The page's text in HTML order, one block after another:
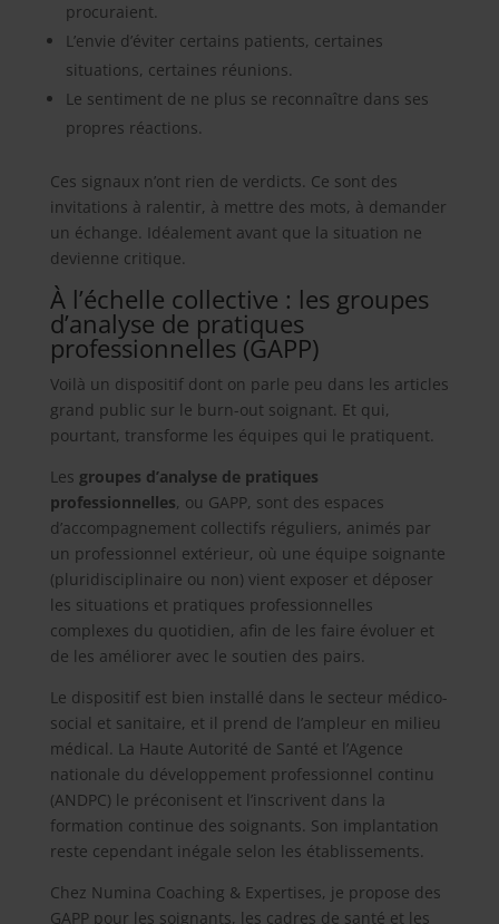
procuraient.
L’envie d’éviter certains patients, certaines
situations, certaines réunions.
Le sentiment de ne plus se reconnaître dans ses
propres réactions.
Ces signaux n’ont rien de verdicts. Ce sont des
invitations à ralentir, à mettre des mots, à demander
un échange. Idéalement avant que la situation ne
devienne critique.
À l’échelle collective : les groupes
d’analyse de pratiques
professionnelles (GAPP)
Voilà un dispositif dont on parle peu dans les articles
grand public sur le burn-out soignant. Et qui,
pourtant, transforme les équipes qui le pratiquent.
Les groupes d’analyse de pratiques
professionnelles, ou GAPP, sont des espaces
d’accompagnement collectifs réguliers, animés par
un professionnel extérieur, où une équipe soignante
(pluridisciplinaire ou non) vient exposer et déposer
les situations et pratiques professionnelles
complexes du quotidien, afin de les faire évoluer et
de les améliorer avec le soutien des pairs.
Le dispositif est bien installé dans le secteur médico-
social et sanitaire, et il prend de l’ampleur en milieu
médical. La Haute Autorité de Santé et l’Agence
nationale du développement professionnel continu
(ANDPC) le préconisent et l’inscrivent dans la
formation continue des soignants. Son implantation
reste cependant inégale selon les établissements.
Chez Numina Coaching & Expertises, je propose des
GAPP pour les soignants, les cadres de santé et les